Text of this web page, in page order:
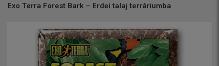
Exo Terra Forest Bark – Erdei talaj terráriumba